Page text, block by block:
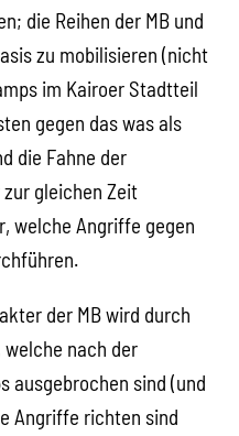
die Reihen der MB und
zu mobilisieren (nicht
im Kairoer Stadtteil
gegen das was als
die Fahne der
zur gleichen Zeit
welche Angriffe gegen
der MB wird durch
nach der
ausgebrochen sind (und
Angriffe richten sind